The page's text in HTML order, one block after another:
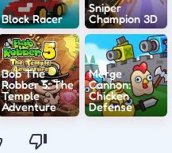
Block Racer
Sniper
Champion 3D
Bob The
Robber 5: The
Temple
Adventure
Merge
Cannon:
Chicken
Defense